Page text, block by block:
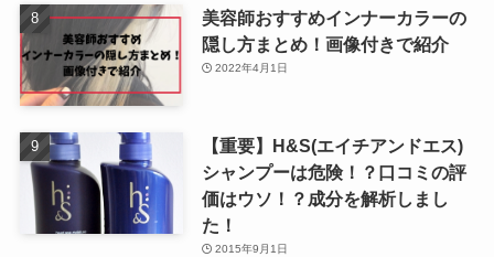
美容師おすすめインナーカラーの
隠し方まとめ！画像付きで紹介
2022年4月1日
【重要】H&S(エイチアンドエス)
シャンプーは危険！？口コミの評
価はウソ！？成分を解析しまし
た！
2015年9月1日